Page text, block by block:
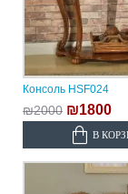
Консоль HSF024
₪2000 ₪1800
В